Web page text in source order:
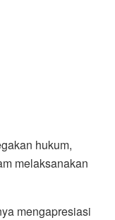
hukum,
melaksanakan
mengapresiasi